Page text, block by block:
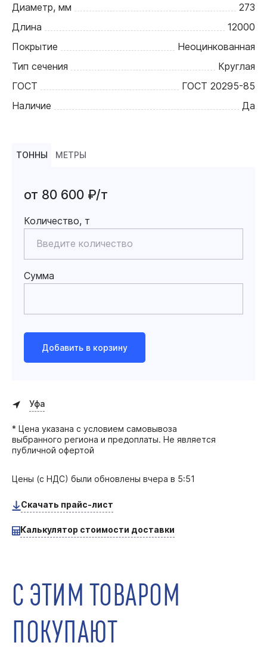
Диаметр, мм
273
Длина
12000
Покрытие
Неоцинкованная
Тип сечения
Круглая
ГОСТ
ГОСТ 20295-85
Наличие
Да
ТОННЫ МЕТРЫ
от 80 600 ₽/т
Количество, т
Сумма
Добавить в корзину
Уфа
* Цена указана с условием самовывоза
выбранного региона и предоплаты. Не является
публичной офертой
Цены (с НДС) были обновлены вчера в 5:51
Скачать прайс-лист
Калькулятор стоимости доставки
С ЭТИМ ТОВАРОМ
ПОКУПАЮТ